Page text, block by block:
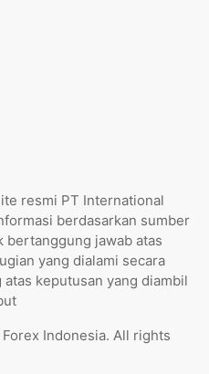
resmi PT International
berdasarkan sumber
bertanggung jawab atas
yang dialami secara
keputusan yang diambil
Indonesia. All rights